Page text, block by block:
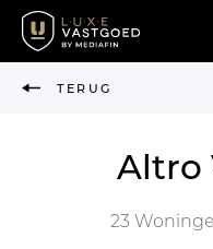
TERUG
Altro
23